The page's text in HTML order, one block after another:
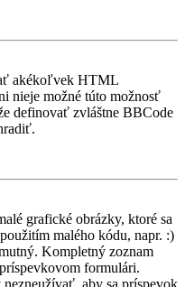
akékoľvek HTML
nieje možné túto možnosť
definovať zvláštne BBCode
grafické obrázky, ktoré sa
malého kódu, napr. :)
Kompletný zoznam
formulári.
aby sa príspevok